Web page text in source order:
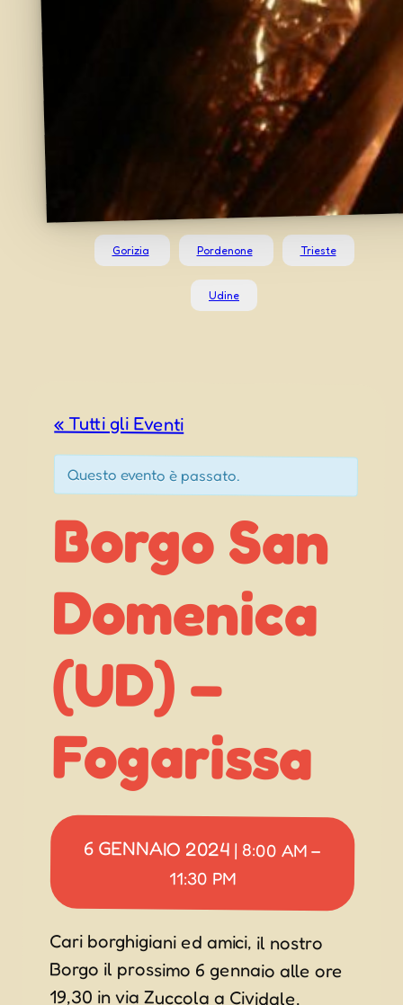
Gorizia Pordenone Trieste
Udine
« Tutti gli Eventi
Questo evento è passato.
Borgo San
Domenica
(UD) –
Fogarissa
6 GENNAIO 2024 | 8:00 AM –
11:30 PM
Cari borghigiani ed amici, il nostro
Borgo il prossimo 6 gennaio alle ore
19,30 in via Zuccola a Cividale,
accenderà come di consuetudine la
tradizionale “FOGARISSA”. Un
momento da passare tutti assieme
mangiando un boccone e bevendo
un buon brûlé accompagnati da
tanta musica in allegria! L’accesso al
luogo sarà opportunamente